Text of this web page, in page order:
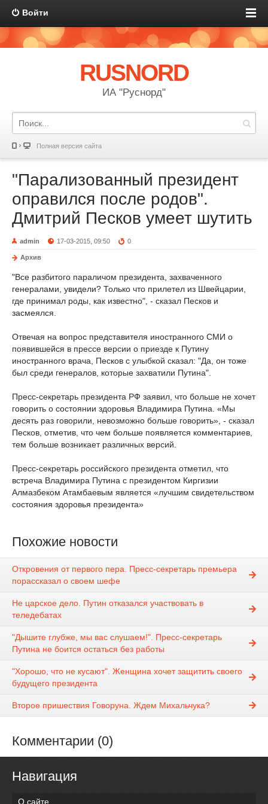
Войти
RUSNORD
ИА "Руснорд"
Полная версия сайта
"Парализованный президент
оправился после родов".
Дмитрий Песков умеет шутить
admin 17-03-2015, 09:50 0
Архив
"Все разбитого параличом президента, захваченного
генералами, увидели? Только что прилетел из Швейцарии,
где принимал роды, как известно", - сказал Песков и
засмеялся.
Отвечая на вопрос представителя иностранного СМИ о
появившейся в прессе версии о приезде к Путину
иностранного врача, Песков с улыбкой сказал: "Да, он тоже
был среди генералов, которые захватили Путина".
Пресс-секретарь президента РФ заявил, что больше не хочет
говорить о состоянии здоровья Владимира Путина. «Мы
десять раз говорили, невозможно больше говорить», - сказал
Песков, отметив, что чем больше появляется комментариев,
тем больше возникает различных версий.
Пресс-секретарь российского президента отметил, что
встреча Владимира Путина с президентом Киргизии
Алмазбеком Атамбаевым является «лучшим свидетельством
состояния здоровья президента»
Похожие новости
Откровения от первого пера. Пресс-секретарь премьера
порассказал о своем шефе
Не царское дело. Путин отказался участвовать в
теледебатах
"Дышите глубже, мы вас слушаем!". Пресс-секретарь
Путина не боится остаться без работы
"Хорошо, что не кусают". Женщина хочет защитить своего
будущего президента
Второе пришествия Говоруна. Ждем Михальчука?
Комментарии (0)
Навигация
О сайте